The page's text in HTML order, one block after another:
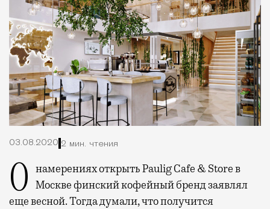
03.08.2020 2 мин. чтения
О намерениях открыть Paulig Cafe & Store в Москве финский кофейный бренд заявлял
еще весной. Тогда думали, что получится